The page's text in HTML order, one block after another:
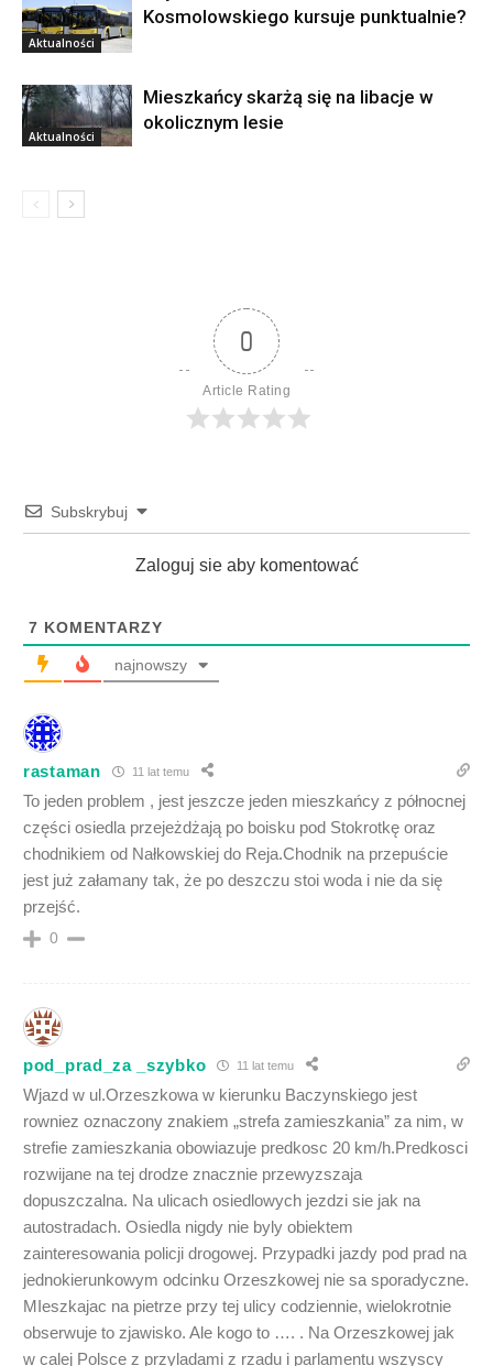
Aktualności
Kosmolowskiego kursuje punktualnie?
Aktualności
Mieszkańcy skarżą się na libacje w
okolicznym lesie
0
Article Rating
Subskrybuj
Zaloguj sie aby komentować
7 KOMENTARZY
najnowszy
rastaman 11 lat temu
To jeden problem , jest jeszcze jeden mieszkańcy z północnej
części osiedla przejeżdżają po boisku pod Stokrotkę oraz
chodnikiem od Nałkowskiej do Reja.Chodnik na przepuście
jest już załamany tak, że po deszczu stoi woda i nie da się
przejść.
0
pod_prad_za _szybko 11 lat temu
Wjazd w ul.Orzeszkowa w kierunku Baczynskiego jest
rowniez oznaczony znakiem „strefa zamieszkania” za nim, w
strefie zamieszkania obowiazuje predkosc 20 km/h.Predkosci
rozwijane na tej drodze znacznie przewyzszaja
dopuszczalna. Na ulicach osiedlowych jezdzi sie jak na
autostradach. Osiedla nigdy nie byly obiektem
zainteresowania policji drogowej. Przypadki jazdy pod prad na
jednokierunkowym odcinku Orzeszkowej nie sa sporadyczne.
MIeszkajac na pietrze przy tej ulicy codziennie, wielokrotnie
obserwuje to zjawisko. Ale kogo to …. . Na Orzeszkowej jak
w calej Polsce z przyladami z rzadu i parlamentu wszyscy